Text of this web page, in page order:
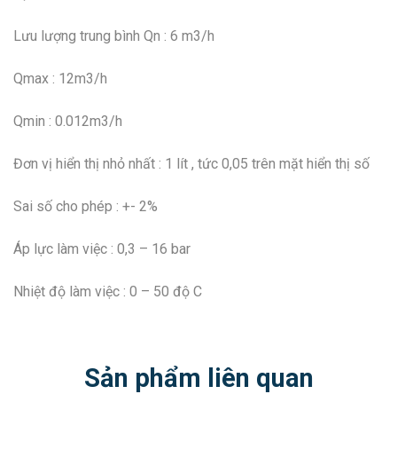
Lưu lượng trung bình Qn : 6 m3/h
Qmax : 12m3/h
Qmin : 0.012m3/h
Đơn vị hiển thị nhỏ nhất : 1 lít , tức 0,05 trên mặt hiển thị số
Sai số cho phép : +- 2%
Áp lực làm việc : 0,3 – 16 bar
Nhiệt độ làm việc : 0 – 50 độ C
Sản phẩm liên quan